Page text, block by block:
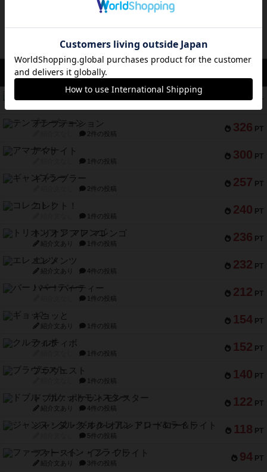
アクセス数 急上昇中
686 PT
326 PT
テンプテーション
2件の投稿
300 PT
アマナイト
1件の投稿
257 PT
ギャンブラー
2件の投稿
240 PT
コレクト！
1件の投稿
236 PT
トリオンフ ア マレンゴ
紹介文あり 1件の投稿
232 PT
エレメンツ
紹介文あり 4件の投稿
212 PT
バー！パーティー
1件の投稿
154 PT
ギョッと
紹介文あり 1件の投稿
152 PT
クルティボ
1件の投稿
140 PT
ブラヴェスト
1件の投稿
122 PT
ドブル：ポケットモンスター
紹介文あり 4件の投稿
118 PT
ジャンヌ・ダルク-オルレアン ドロー＆ライト
5件の投稿
94 PT
ファースト・イン・フライト
紹介文あり 3件の投稿